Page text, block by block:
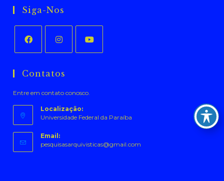
Siga-Nos
em
nova
aba
em
nova
aba
nova
aba
Contatos
Entre em contato conosco.
Localização:
Universidade Federal da Paraíba
Email:
pesquisasarquivisticas@gmail.com